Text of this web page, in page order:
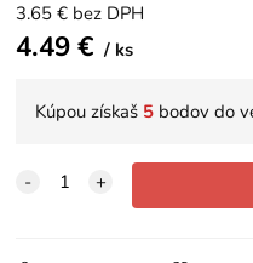
3.65 € bez DPH
4.49€ ks
Kúpou získaš 5 bodov do